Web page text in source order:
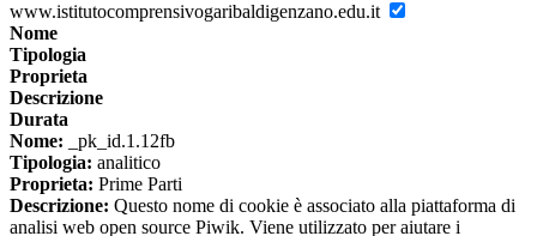
www.istitutocomprensivogaribaldigenzano.edu.it
Nome
Tipologia
Proprieta
Descrizione
Durata
Nome: _pk_id.1.12fb
Tipologia: analitico
Proprieta: Prime Parti
Descrizione: Questo nome di cookie è associato alla piattaforma di
analisi web open source Piwik. Viene utilizzato per aiutare i